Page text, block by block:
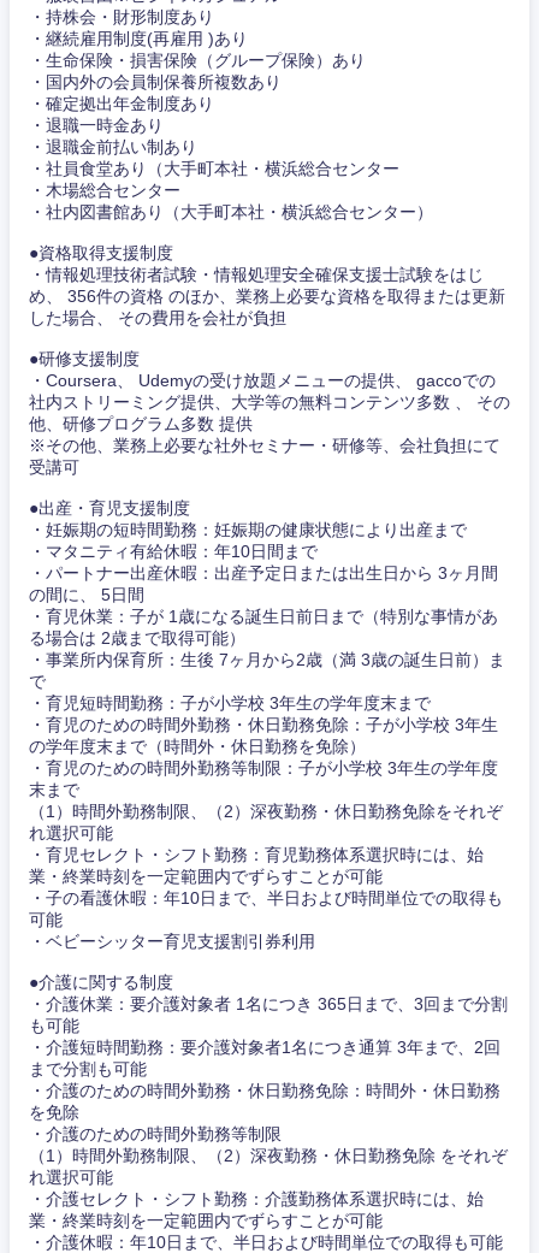
・持株会・財形制度あり
・継続雇用制度(再雇用 )あり
・生命保険・損害保険（グループ保険）あり
・国内外の会員制保養所複数あり
・確定拠出年金制度あり
・退職一時金あり
・退職金前払い制あり
・社員食堂あり（大手町本社・横浜総合センター
・木場総合センター
・社内図書館あり（大手町本社・横浜総合センター）
●資格取得支援制度
・情報処理技術者試験・情報処理安全確保支援士試験をはじ
め、 356件の資格 のほか、業務上必要な資格を取得または更新
した場合、 その費用を会社が負担
●研修支援制度
・Coursera、 Udemyの受け放題メニューの提供、 gaccoでの
社内ストリーミング提供、大学等の無料コンテンツ多数 、 その
他、研修プログラム多数 提供
※その他、業務上必要な社外セミナー・研修等、会社負担にて
受講可
●出産・育児支援制度
・妊娠期の短時間勤務：妊娠期の健康状態により出産まで
・マタニティ有給休暇：年10日間まで
・パートナー出産休暇：出産予定日または出生日から 3ヶ月間
の間に、 5日間
・育児休業：子が 1歳になる誕生日前日まで（特別な事情があ
る場合は 2歳まで取得可能）
・事業所内保育所：生後 7ヶ月から2歳（満 3歳の誕生日前）ま
で
・育児短時間勤務：子が小学校 3年生の学年度末まで
・育児のための時間外勤務・休日勤務免除：子が小学校 3年生
の学年度末まで（時間外・休日勤務を免除）
・育児のための時間外勤務等制限：子が小学校 3年生の学年度
末まで
（1）時間外勤務制限、（2）深夜勤務・休日勤務免除をそれぞ
れ選択可能
・育児セレクト・シフト勤務：育児勤務体系選択時には、始
業・終業時刻を一定範囲内でずらすことが可能
・子の看護休暇：年10日まで、半日および時間単位での取得も
可能
・ベビーシッター育児支援割引券利用
●介護に関する制度
・介護休業：要介護対象者 1名につき 365日まで、3回まで分割
も可能
・介護短時間勤務：要介護対象者1名につき通算 3年まで、2回
まで分割も可能
・介護のための時間外勤務・休日勤務免除：時間外・休日勤務
を免除
・介護のための時間外勤務等制限
（1）時間外勤務制限、（2）深夜勤務・休日勤務免除 をそれぞ
れ選択可能
・介護セレクト・シフト勤務：介護勤務体系選択時には、始
業・終業時刻を一定範囲内でずらすことが可能
・介護休暇：年10日まで、半日および時間単位での取得も可能
東海地方
岐阜県 静岡県
愛知県